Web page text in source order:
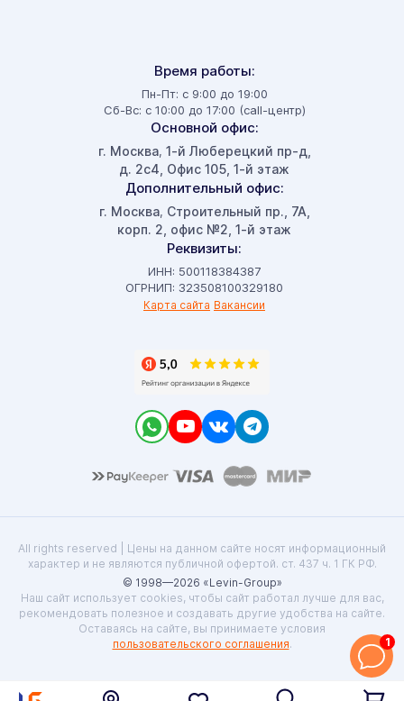
Время работы:
Пн-Пт: с 9:00 до 19:00
Сб-Вс: с 10:00 до 17:00 (call-центр)
Основной офис:
г. Москва, 1-й Люберецкий пр-д,
д. 2с4, Офис 105, 1-й этаж
Дополнительный офис:
г. Москва, Строительный пр., 7А,
корп. 2, офис №2, 1-й этаж
Реквизиты:
ИНН: 500118384387
ОГРНИП: 323508100329180
Карта сайта Вакансии
All rights reserved | Цены на данном сайте носят информационный
характер и не являются публичной офертой. ст. 437 ч. 1 ГК РФ.
© 1998—2026 «Levin-Group»
Наш сайт использует cookies, чтобы сайт работал лучше для вас,
рекомендовать полезное и создавать другие удобства на сайте.
Оставаясь на сайте, вы принимаете условия
пользовательского соглашения. 1